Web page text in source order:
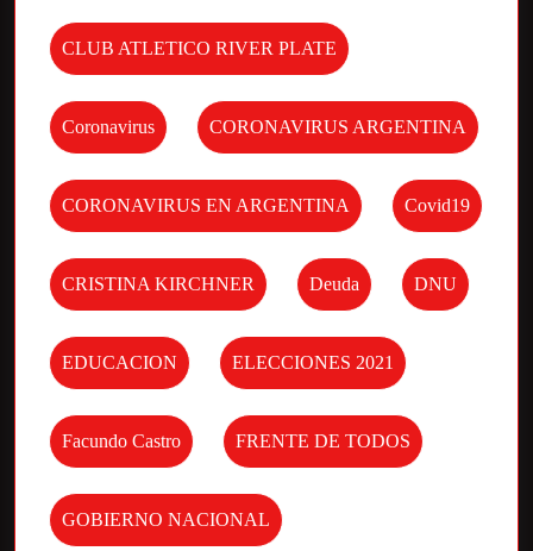
CLUB ATLETICO RIVER PLATE
Coronavirus CORONAVIRUS ARGENTINA
CORONAVIRUS EN ARGENTINA Covid19
CRISTINA KIRCHNER Deuda DNU
EDUCACION ELECCIONES 2021
Facundo Castro FRENTE DE TODOS
GOBIERNO NACIONAL